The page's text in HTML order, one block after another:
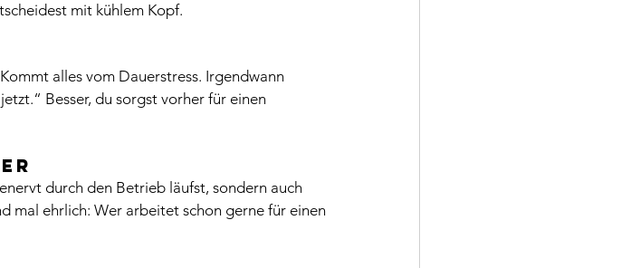
mit kühlem Kopf.
alles vom Dauerstress. Irgendwann
Besser, du sorgst vorher für einen
durch den Betrieb läufst, sondern auch
mal ehrlich: Wer arbeitet schon gerne für einen